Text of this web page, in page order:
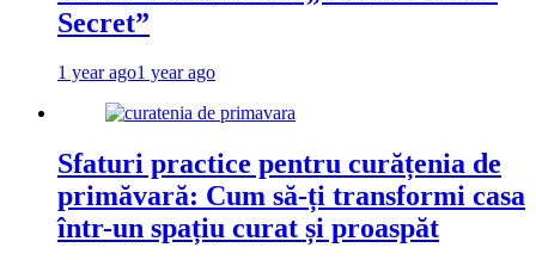
Secret”
1 year ago1 year ago
Sfaturi practice pentru curățenia de
primăvară: Cum să-ți transformi casa
într-un spațiu curat și proaspăt